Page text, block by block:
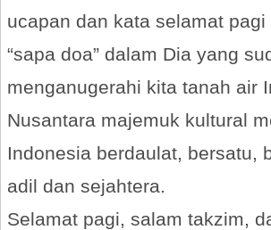
ucapan dan kata selamat
“sapa doa” dalam Dia yang
menganugerahi kita tanah air
Nusantara majemuk kultural
Indonesia berdaulat, bersatu,
adil dan sejahtera.
Selamat pagi, salam takzim,